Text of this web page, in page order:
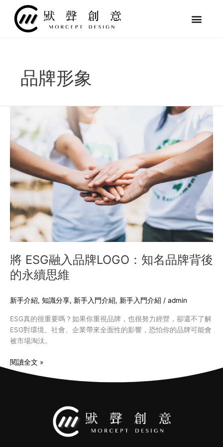
品牌形象
將 ESG融入品牌LOGO：知名品牌背後
的永續思維
新手介紹, 知識分享, 新手入門介紹, 新手入門介紹 / admin
ESG真的很重要嗎？如果你重視品牌，也很努力經營，卻還不了解
ESG對環境、社會、企業帶來全面性的影響，恐怕你的品牌可能會
被市場淘汰。
入
品
牌
LOGO：
知
名
品
牌
背
後
的
永
續
維
閱讀全文 »